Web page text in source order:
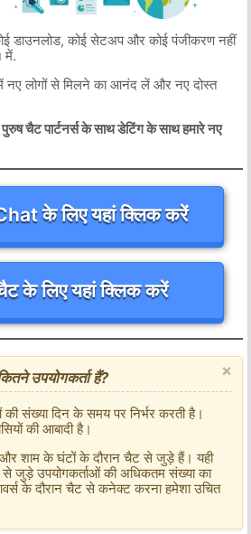
डाउनलोड, कोई सेटअप और कोई पंजीकरण नहीं
में.
नए लोगों से मिलने का आनंद लें और नए दोस्त
चैट पार्टनर्स के साथ डेटिंग के साथ हमारे नए
के लिए यहां क्लिक करें
के लिए यहां क्लिक करें
×
उपयोगकर्ता हैं?
संख्या दिन के समय पर निर्भर करती है।
की आबादी है।
और शाम के घंटों के दौरान चैट से जुड़े हैं। यही
जुड़े उपयोगकर्ताओं की अधिकतम संख्या का
के दौरान चैट से कनेक्ट करना हमेशा उचित